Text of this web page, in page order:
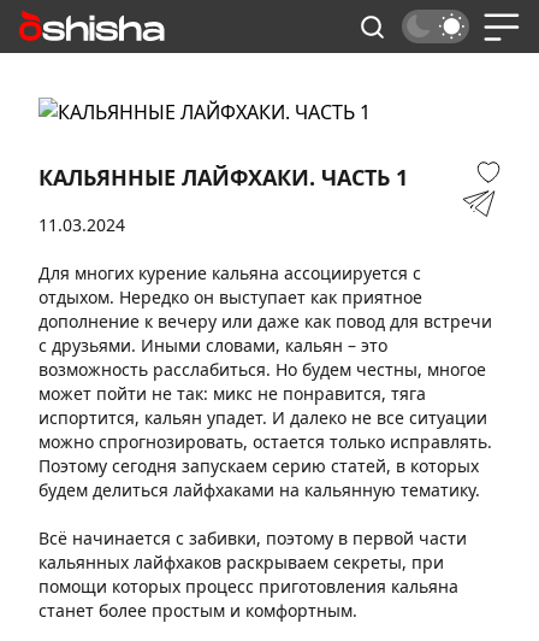
КАЛЬЯННЫЕ ЛАЙФХАКИ. ЧАСТЬ 1
11.03.2024
Для многих курение кальяна ассоциируется с
отдыхом. Нередко он выступает как приятное
дополнение к вечеру или даже как повод для встречи
с друзьями. Иными словами, кальян – это
возможность расслабиться. Но будем честны, многое
может пойти не так: микс не понравится, тяга
испортится, кальян упадет. И далеко не все ситуации
можно спрогнозировать, остается только исправлять.
Поэтому сегодня запускаем серию статей, в которых
будем делиться лайфхаками на кальянную тематику.
Всё начинается с забивки, поэтому в первой части
кальянных лайфхаков раскрываем секреты, при
помощи которых процесс приготовления кальяна
станет более простым и комфортным.